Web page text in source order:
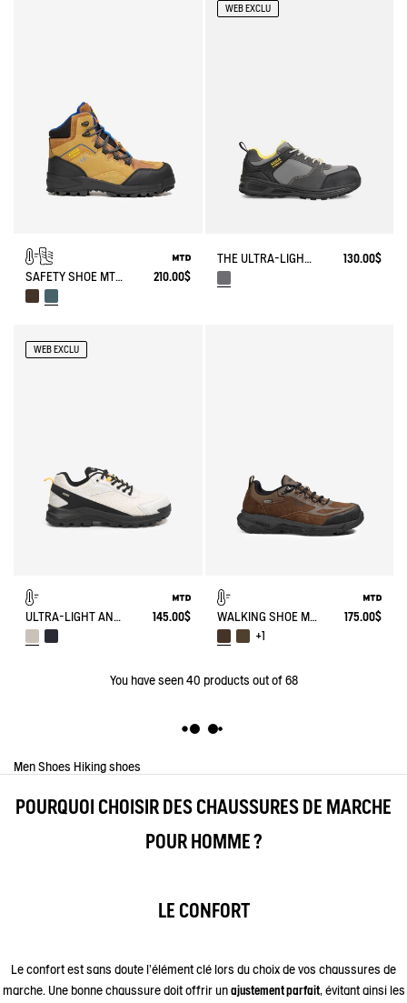
SAFETY SHOE MTD NASSIO EVO S3 CERTIFIED 210.00$
WEB EXCLU
THE ULTRA-LIGHTWEIGHT SAFETY SHOE 130.00$
WEB EXCLU
ULTRA-LIGHT AND WATERPROOF WALKING SHOE 145.00$ WALKING SHOE MTD PALKA LOW ULTRA-LIGHT
175.00$
+1
You have seen 40 products out of 68
Men Shoes Hiking shoes
POURQUOI CHOISIR DES CHAUSSURES DE MARCHE
POUR HOMME ?
LE CONFORT
Le confort est sans doute l'élément clé lors du choix de vos chaussures de
marche. Une bonne chaussure doit offrir un ajustement parfait, évitant ainsi les